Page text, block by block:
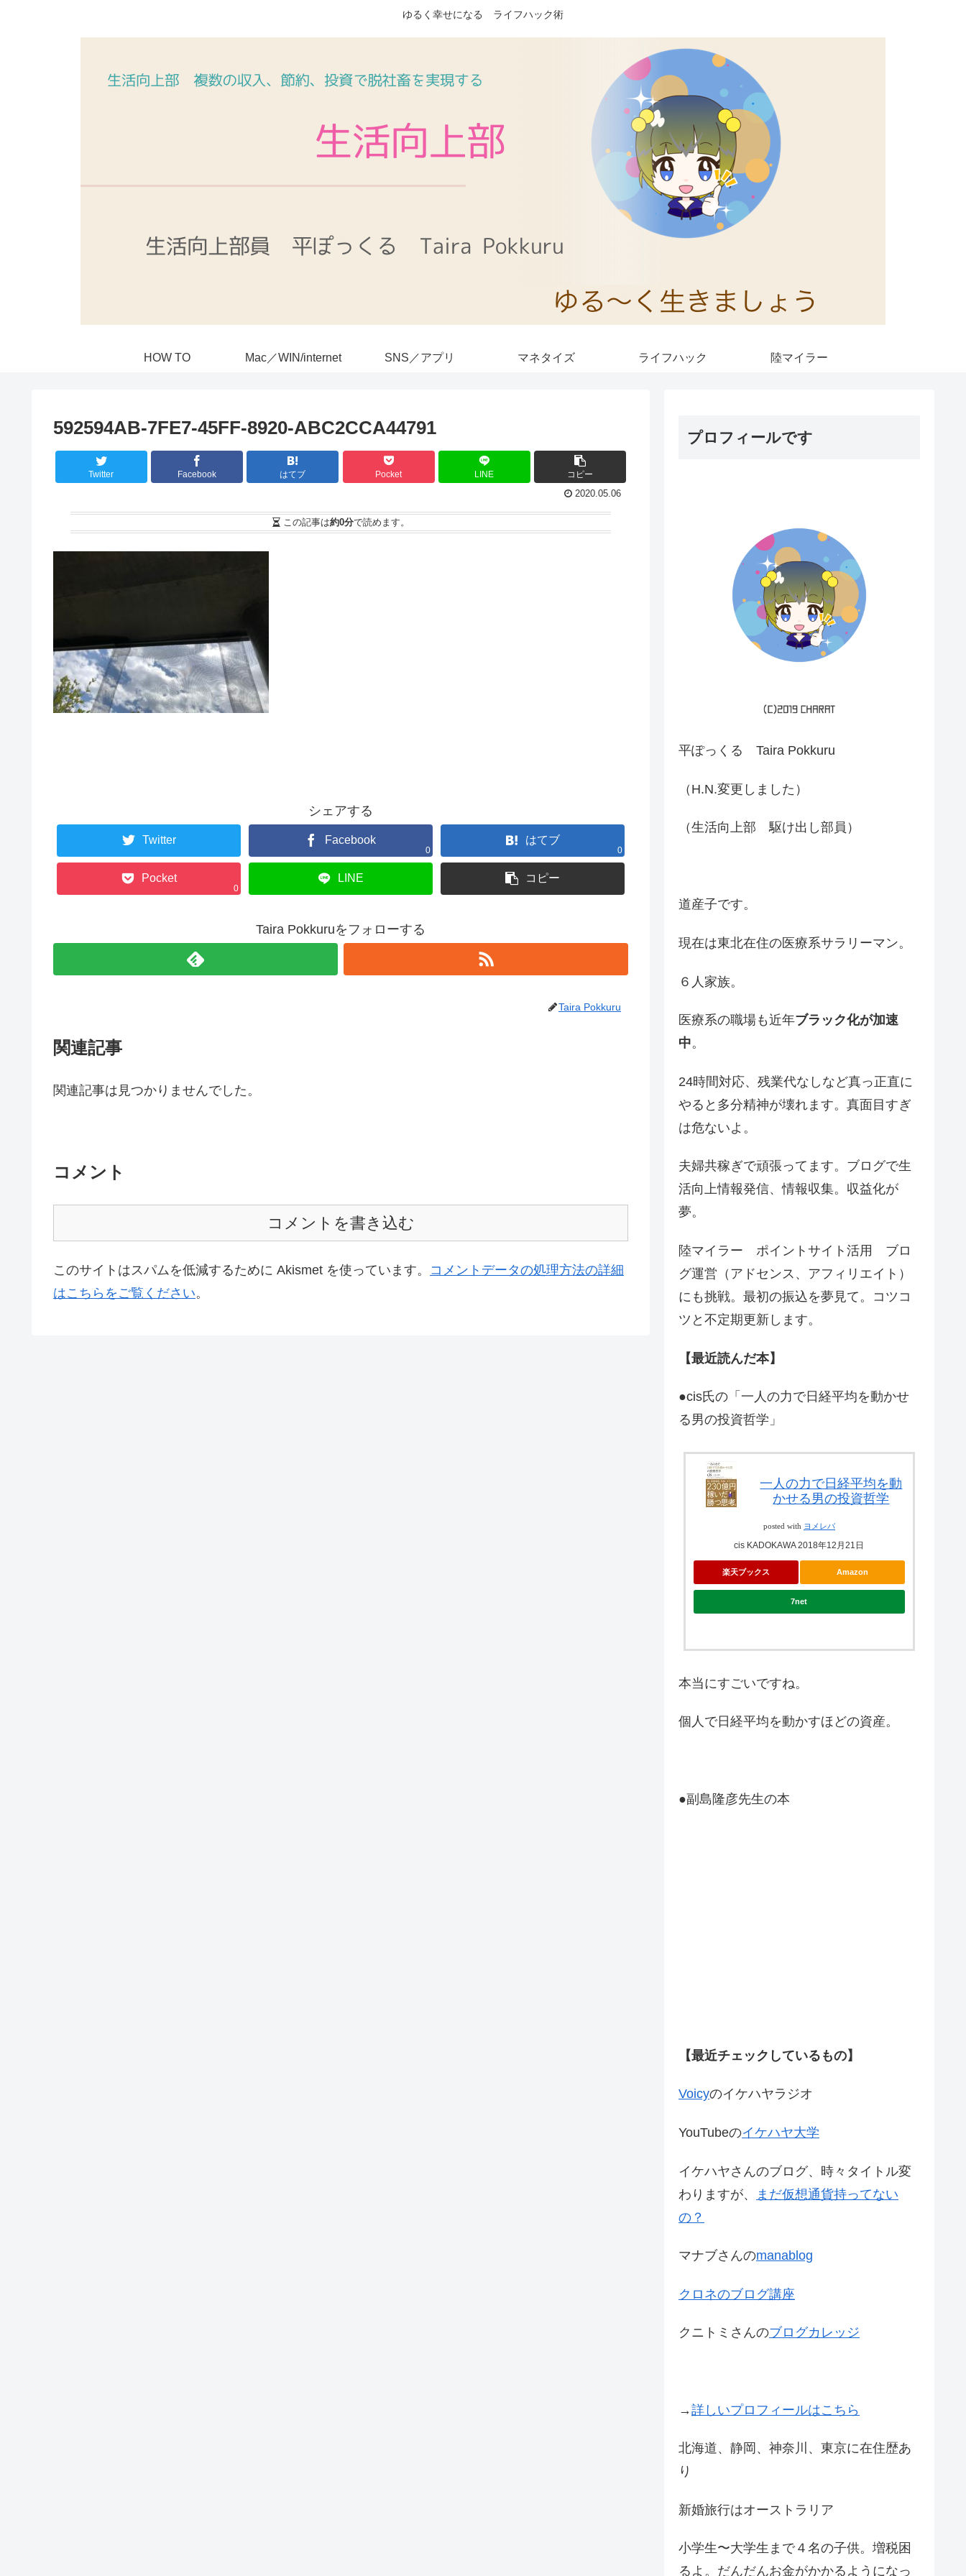
ゆるく幸せになる ライフハック術
HOW TO Mac／WIN/internet SNS／アプリ マネタイズ ライフハック 陸マイラー
592594AB-7FE7-45FF-8920-ABC2CCA44791
Twitter Facebook はてブ Pocket LINE
コピー
2020.05.06
この記事は約0分で読めます。
シェアする
Twitter Facebook
0
はてブ
0
Pocket
0
LINE コピー
Taira Pokkuruをフォローする
Taira Pokkuru
関連記事
関連記事は見つかりませんでした。
コメント
コメントを書き込む
このサイトはスパムを低減するために Akismet を使っています。 コメントデータの処理方法の詳細
はこちらをご覧ください。
プロフィールです
平ぽっくる Taira Pokkuru
（H.N.変更しました）
（生活向上部 駆け出し部員）
道産子です。
現在は東北在住の医療系サラリーマン。
６人家族。
医療系の職場も近年ブラック化が加速
中。
24時間対応、残業代なしなど真っ正直に
やると多分精神が壊れます。真面目すぎ
は危ないよ。
夫婦共稼ぎで頑張ってます。ブログで生
活向上情報発信、情報収集。収益化が
夢。
陸マイラー ポイントサイト活用 ブロ
グ運営（アドセンス、アフィリエイト）
にも挑戦。最初の振込を夢見て。コツコ
ツと不定期更新します。
【最近読んだ本】
●cis氏の「一人の力で日経平均を動かせ
る男の投資哲学」
一人の力で日経平均を動
かせる男の投資哲学
posted with ヨメレバ
cis KADOKAWA 2018年12月21日
楽天ブックス Amazon
7net
本当にすごいですね。
個人で日経平均を動かすほどの資産。
●副島隆彦先生の本
【最近チェックしているもの】
Voicyのイケハヤラジオ
YouTubeのイケハヤ大学
イケハヤさんのブログ、時々タイトル変
わりますが、
まだ仮想通貨持ってない
の？
マナブさんのmanablog
クロネのブログ講座
クニトミさんのブログカレッジ
→詳しいプロフィールはこちら
北海道、静岡、神奈川、東京に在住歴あ
り
新婚旅行はオーストラリア
小学生〜大学生まで４名の子供。増税困
るよ。だんだんお金がかかるようになっ